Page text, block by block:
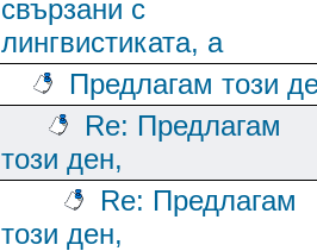
свързани с
лингвистиката, а
Предлагам този
Re: Предлагам
този ден,
Re: Предлагам
този ден,